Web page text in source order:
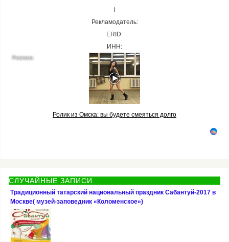
i
Рекламодатель:
ERID:
ИНН:
Ролик из Омска: вы будете смеяться долго
СЛУЧАЙНЫЕ ЗАПИСИ
Традиционный татарский национальный праздник Сабантуй-2017 в
Москве( музей-заповедник «Коломенское»)